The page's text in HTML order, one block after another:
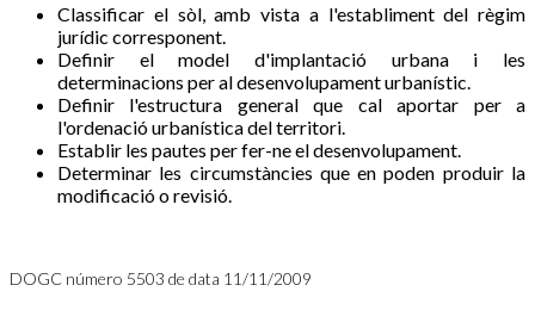
Classificar el sòl, amb vista a l'establiment del règim
jurídic corresponent.
Definir el model d'implantació urbana i les
determinacions per al desenvolupament urbanístic.
Definir l'estructura general que cal aportar per a
l'ordenació urbanística del territori.
Establir les pautes per fer-ne el desenvolupament.
Determinar les circumstàncies que en poden produir la
modificació o revisió.
DOGC número 5503 de data 11/11/2009